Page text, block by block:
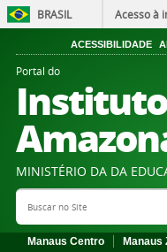
BRASIL Acesso à
ACESSIBILIDADE
Portal do
MINISTÉRIO DA DA
Search Site
Manaus Centro Manaus